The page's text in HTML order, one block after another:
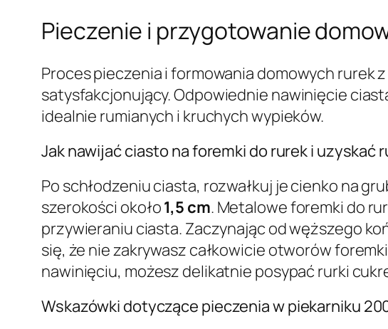
Pieczenie i przygotowanie
Proces pieczenia i formowania domowych rurek
satysfakcjonujący. Odpowiednie nawinięcie
idealnie rumianych i kruchych wypieków.
Jak nawijać ciasto na foremki do rurek i uzyskać
Po schłodzeniu ciasta, rozwałkuj je cienko na
szerokości około1,5 cm. Metalowe foremki do
przywieraniu ciasta. Zaczynając od węższego
się, że nie zakrywasz całkowicie otworów
nawinięciu, możesz delikatnie posypać rurki
Wskazówki dotyczące pieczenia w piekarniku